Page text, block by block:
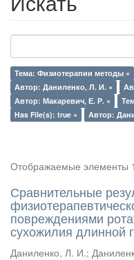
Тема: Физиотерапии методы ×
Автор: Даниленко, Л. И. ×
Автор: Макаревич, Е. Р. ×
Has File(s): true ×
Автор:
Отображаемые элементы
Сравнительные
повреждениями
сухожилия длинной
Даниленко, Л. И.;